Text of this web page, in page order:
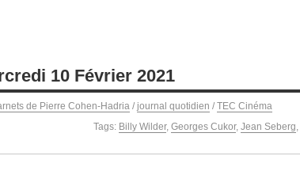
10 Février 2021
de Pierre Cohen-Hadria / journal quotidien / TEC Cinéma
Tags: Billy Wilder, Georges Cukor, Jean Seberg